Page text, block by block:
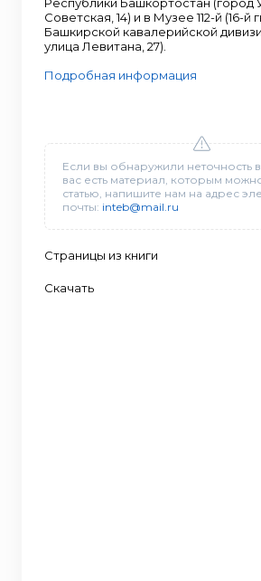
Советская, 14) и в Музее 112-й (16-й
Башкирской кавалерийской
улица Левитана, 27).
Подробная информация
Если вы обнаружили неточность в
вас есть материал, которым
статью, напишите нам на адрес
почты: inteb@mail.ru
Страницы из книги
Скачать